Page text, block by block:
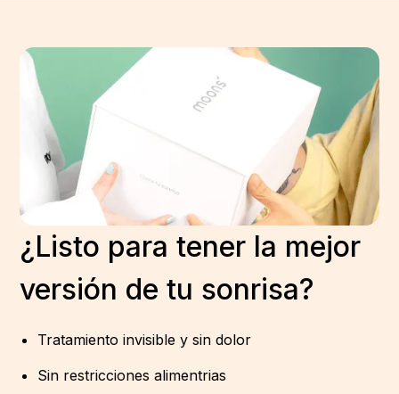
¿Listo para tener la mejor
versión de tu sonrisa?
Tratamiento invisible y sin dolor
Sin restricciones alimentrias